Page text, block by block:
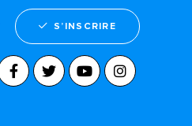
S’INSCRIRE